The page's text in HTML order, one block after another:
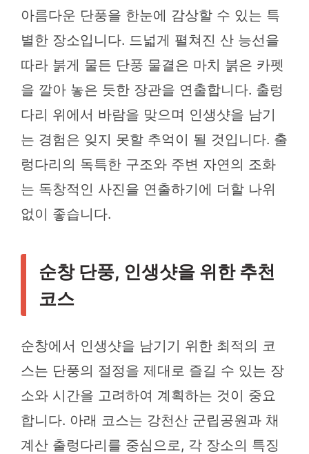
아름다운 단풍을 한눈에 감상할 수 있는 특
별한 장소입니다. 드넓게 펼쳐진 산 능선을
따라 붉게 물든 단풍 물결은 마치 붉은 카펫
을 깔아 놓은 듯한 장관을 연출합니다. 출렁
다리 위에서 바람을 맞으며 인생샷을 남기
는 경험은 잊지 못할 추억이 될 것입니다. 출
렁다리의 독특한 구조와 주변 자연의 조화
는 독창적인 사진을 연출하기에 더할 나위
없이 좋습니다.
순창 단풍, 인생샷을 위한 추천
코스
순창에서 인생샷을 남기기 위한 최적의 코
스는 단풍의 절정을 제대로 즐길 수 있는 장
소와 시간을 고려하여 계획하는 것이 중요
합니다. 아래 코스는 강천산 군립공원과 채
계산 출렁다리를 중심으로, 각 장소의 특징